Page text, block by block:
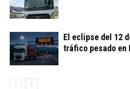
El eclipse del 12
tráfico pesado en